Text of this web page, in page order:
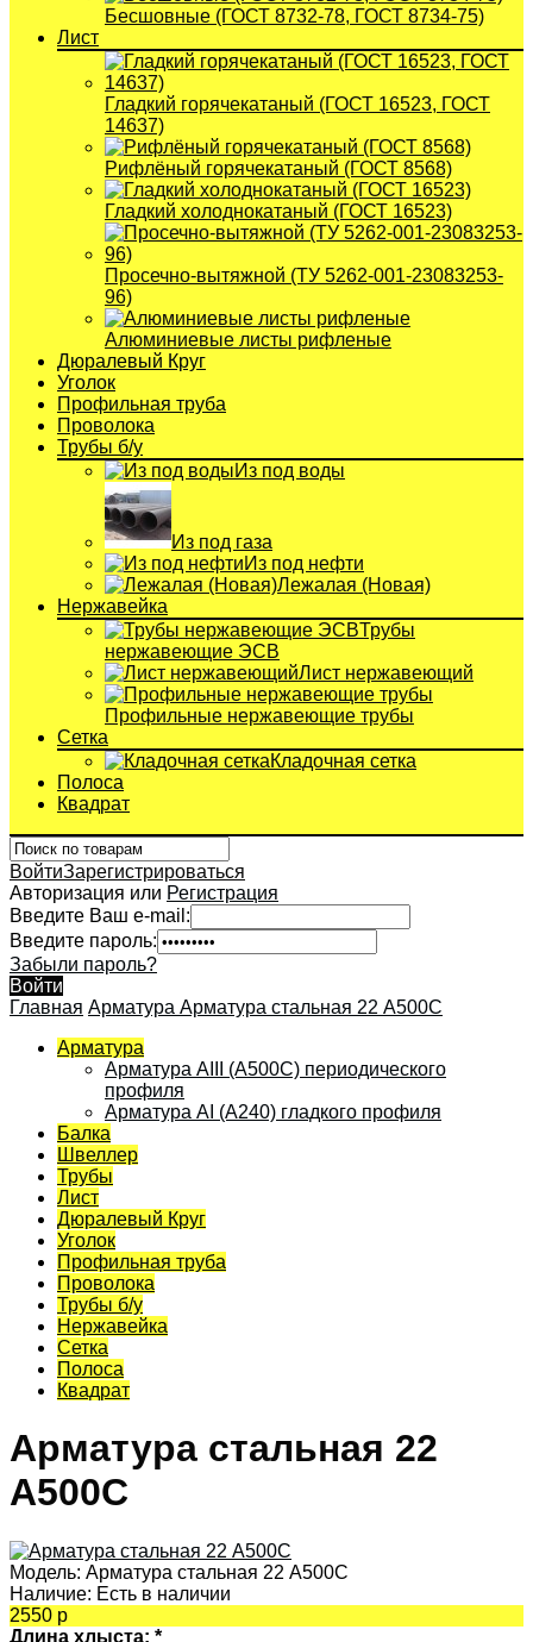
Бесшовные (ГОСТ 8732-78, ГОСТ 8734-75)
Лист
Гладкий горячекатаный (ГОСТ 16523, ГОСТ
14637)
Рифлёный горячекатаный (ГОСТ 8568)
Гладкий холоднокатаный (ГОСТ 16523)
Просечно-вытяжной (ТУ 5262-001-23083253-
96)
Алюминиевые листы рифленые
Дюралевый Круг
Уголок
Профильная труба
Проволока
Трубы б/у
Из под воды
Из под газа
Из под нефти
Лежалая (Новая)
Нержавейка
Трубы
нержавеющие ЭСВ
Лист нержавеющий
Профильные нержавеющие трубы
Сетка
Кладочная сетка
Полоса
Квадрат
ВойтиЗарегистрироваться
Авторизация или Регистрация
Введите Ваш e-mail:
Введите пароль:
Забыли пароль?
Войти
Главная Арматура Арматура стальная 22 А500С
Арматура
Арматура АIII (А500С) периодического
профиля
Арматура АI (A240) гладкого профиля
Балка
Швеллер
Трубы
Лист
Дюралевый Круг
Уголок
Профильная труба
Проволока
Трубы б/у
Нержавейка
Сетка
Полоса
Квадрат
Арматура стальная 22
А500С
Модель: Арматура стальная 22 А500С
Наличие: Есть в наличии
2550 р
Длина хлыста: *